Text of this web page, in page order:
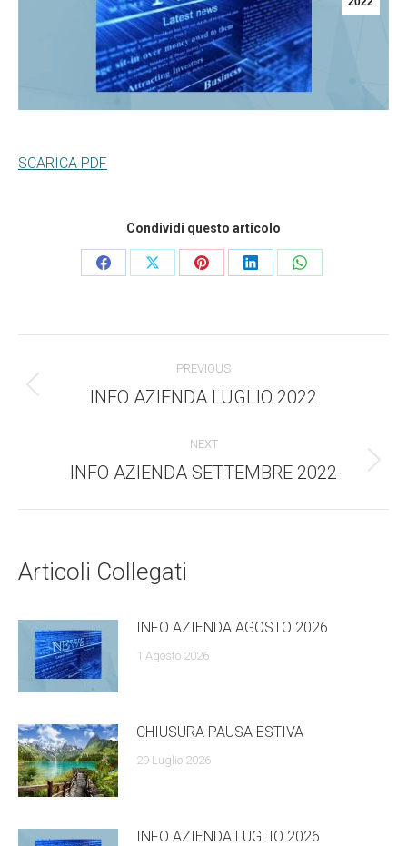
SCARICA PDF
Condividi questo articolo
CondividiCondividiCondividiCondividiCondividi
Commento
di
navigazione
PREVIOUS
Stile
INFO AZIENDA LUGLIO 2022
NEXT
Numero
INFO AZIENDA SETTEMBRE 2022
Articoli Collegati
INFO AZIENDA AGOSTO 2026
1 Agosto 2026
CHIUSURA PAUSA ESTIVA
29 Luglio 2026
INFO AZIENDA LUGLIO 2026